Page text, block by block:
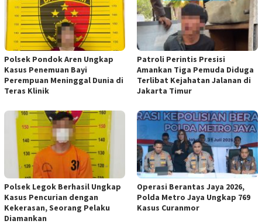
Polsek Pondok Aren Ungkap
Kasus Penemuan Bayi
Perempuan Meninggal Dunia di
Teras Klinik
Patroli Perintis Presisi
Amankan Tiga Pemuda Diduga
Terlibat Kejahatan Jalanan di
Jakarta Timur
Polsek Legok Berhasil Ungkap
Kasus Pencurian dengan
Kekerasan, Seorang Pelaku
Diamankan
Operasi Berantas Jaya 2026,
Polda Metro Jaya Ungkap 769
Kasus Curanmor